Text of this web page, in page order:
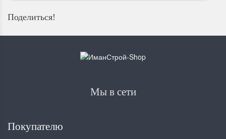
Поделиться!
Мы в сети
Покупателю